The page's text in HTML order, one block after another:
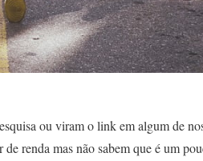
ou viram o link em algum de
renda mas não sabem que é um